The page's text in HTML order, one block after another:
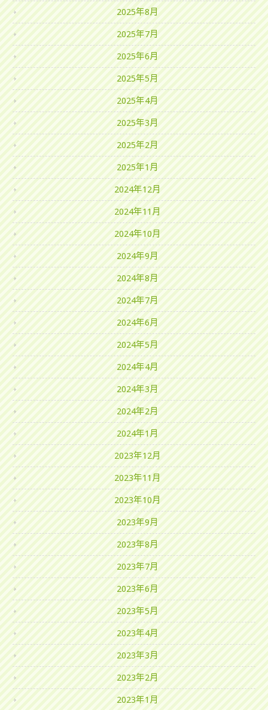
2025年8月
2025年7月
2025年6月
2025年5月
2025年4月
2025年3月
2025年2月
2025年1月
2024年12月
2024年11月
2024年10月
2024年9月
2024年8月
2024年7月
2024年6月
2024年5月
2024年4月
2024年3月
2024年2月
2024年1月
2023年12月
2023年11月
2023年10月
2023年9月
2023年8月
2023年7月
2023年6月
2023年5月
2023年4月
2023年3月
2023年2月
2023年1月